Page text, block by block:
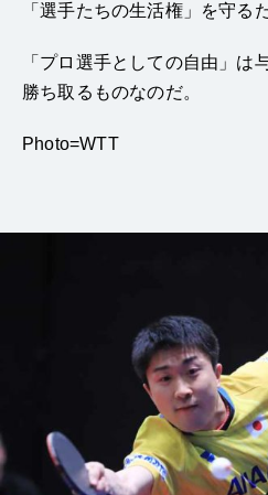
「選手たちの生活権」を守る
「プロ選手としての自由」は
勝ち取るものなのだ。
Photo=WTT